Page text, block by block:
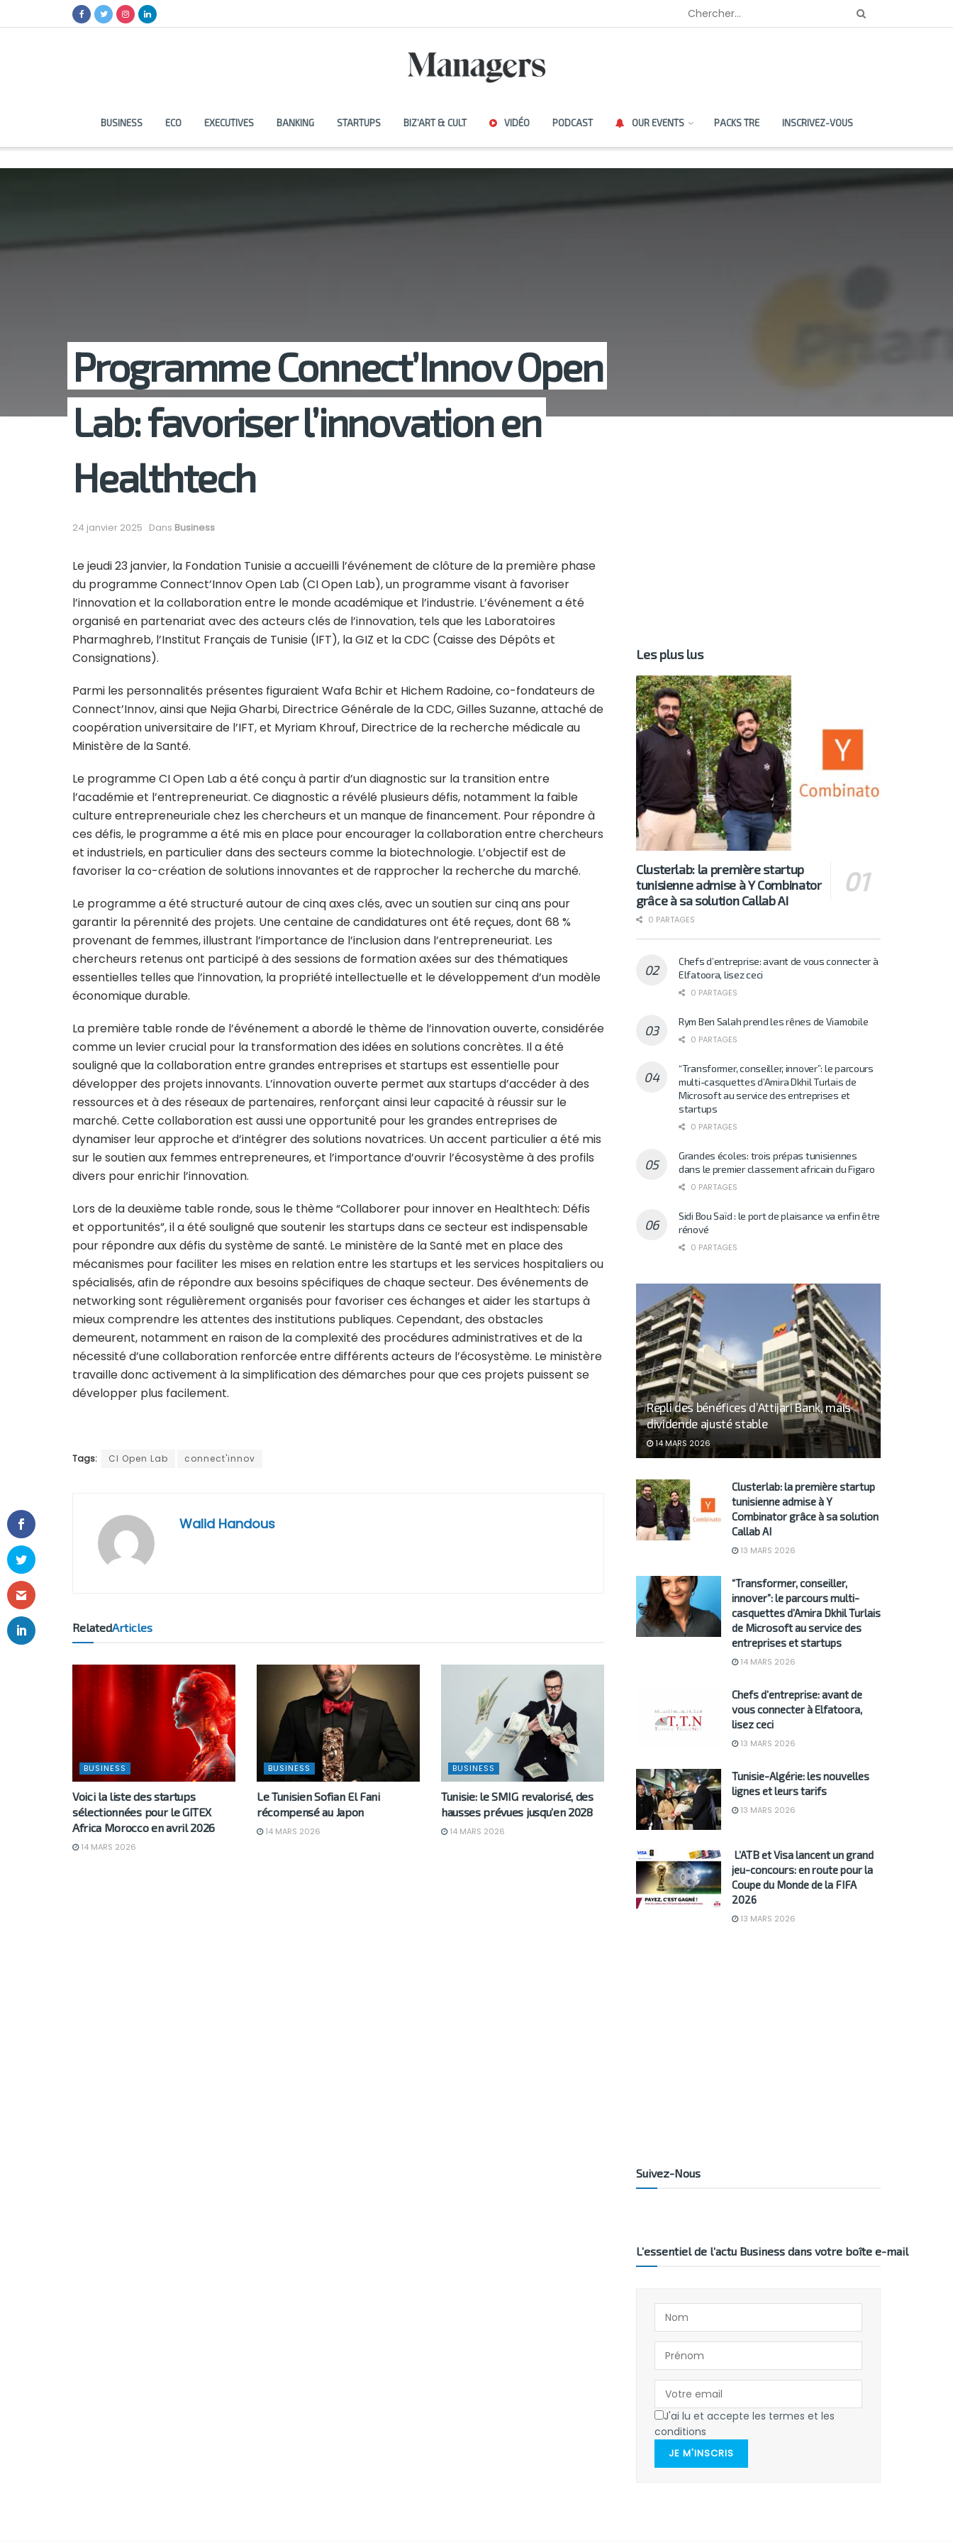
BUSINESS ECO EXECUTIVES BANKING STARTUPS BIZ’ART & CULT VIDÉO PODCAST OUR EVENTS PACKS TRE INSCRIVEZ-VOUS
Programme Connect’Innov Open
Lab: favoriser l’innovation en
Healthtech
24 janvier 2025 Dans Business
Le jeudi 23 janvier, la Fondation Tunisie a accueilli l’événement de clôture de la première phase
du programme Connect’Innov Open Lab (CI Open Lab), un programme visant à favoriser
l’innovation et la collaboration entre le monde académique et l’industrie. L’événement a été
organisé en partenariat avec des acteurs clés de l’innovation, tels que les Laboratoires
Pharmaghreb, l’Institut Français de Tunisie (IFT), la GIZ et la CDC (Caisse des Dépôts et
Consignations).
Parmi les personnalités présentes figuraient Wafa Bchir et Hichem Radoine, co-fondateurs de
Connect’Innov, ainsi que Nejia Gharbi, Directrice Générale de la CDC, Gilles Suzanne, attaché de
coopération universitaire de l’IFT, et Myriam Khrouf, Directrice de la recherche médicale au
Ministère de la Santé.
Le programme CI Open Lab a été conçu à partir d’un diagnostic sur la transition entre
l’académie et l’entrepreneuriat. Ce diagnostic a révélé plusieurs défis, notamment la faible
culture entrepreneuriale chez les chercheurs et un manque de financement. Pour répondre à
ces défis, le programme a été mis en place pour encourager la collaboration entre chercheurs
et industriels, en particulier dans des secteurs comme la biotechnologie. L’objectif est de
favoriser la co-création de solutions innovantes et de rapprocher la recherche du marché.
Le programme a été structuré autour de cinq axes clés, avec un soutien sur cinq ans pour
garantir la pérennité des projets. Une centaine de candidatures ont été reçues, dont 68 %
provenant de femmes, illustrant l’importance de l’inclusion dans l’entrepreneuriat. Les
chercheurs retenus ont participé à des sessions de formation axées sur des thématiques
essentielles telles que l’innovation, la propriété intellectuelle et le développement d’un modèle
économique durable.
La première table ronde de l’événement a abordé le thème de l’innovation ouverte, considérée
comme un levier crucial pour la transformation des idées en solutions concrètes. Il a été
souligné que la collaboration entre grandes entreprises et startups est essentielle pour
développer des projets innovants. L’innovation ouverte permet aux startups d’accéder à des
ressources et à des réseaux de partenaires, renforçant ainsi leur capacité à réussir sur le
marché. Cette collaboration est aussi une opportunité pour les grandes entreprises de
dynamiser leur approche et d’intégrer des solutions novatrices. Un accent particulier a été mis
sur le soutien aux femmes entrepreneures, et l’importance d’ouvrir l’écosystème à des profils
divers pour enrichir l’innovation.
Lors de la deuxième table ronde, sous le thème “Collaborer pour innover en Healthtech: Défis
et opportunités”, il a été souligné que soutenir les startups dans ce secteur est indispensable
pour répondre aux défis du système de santé. Le ministère de la Santé met en place des
mécanismes pour faciliter les mises en relation entre les startups et les services hospitaliers ou
spécialisés, afin de répondre aux besoins spécifiques de chaque secteur. Des événements de
networking sont régulièrement organisés pour favoriser ces échanges et aider les startups à
mieux comprendre les attentes des institutions publiques. Cependant, des obstacles
demeurent, notamment en raison de la complexité des procédures administratives et de la
nécessité d’une collaboration renforcée entre différents acteurs de l’écosystème. Le ministère
travaille donc activement à la simplification des démarches pour que ces projets puissent se
développer plus facilement.
Tags: CI Open Lab connect'innov
Walid Handous
RelatedArticles
BUSINESS
Voici la liste des startups
sélectionnées pour le GITEX
Africa Morocco en avril 2026
14 MARS 2026
BUSINESS
Le Tunisien Sofian El Fani
récompensé au Japon
14 MARS 2026
BUSINESS
Tunisie: le SMIG revalorisé, des
hausses prévues jusqu’en 2028
14 MARS 2026
Les plus lus
Clusterlab: la première startup
tunisienne admise à Y Combinator
grâce à sa solution Callab AI
0 PARTAGES
Chefs d’entreprise: avant de vous connecter à
Elfatoora, lisez ceci
0 PARTAGES
Rym Ben Salah prend les rênes de Viamobile
0 PARTAGES
“Transformer, conseiller, innover”: le parcours
multi-casquettes d’Amira Dkhil Turlais de
Microsoft au service des entreprises et
startups
0 PARTAGES
Grandes écoles: trois prépas tunisiennes
dans le premier classement africain du Figaro
0 PARTAGES
Sidi Bou Saïd : le port de plaisance va enfin être
rénové
0 PARTAGES
Repli des bénéfices d’Attijari Bank, mais
dividende ajusté stable
14 MARS 2026
Clusterlab: la première startup
tunisienne admise à Y
Combinator grâce à sa solution
Callab AI
13 MARS 2026
“Transformer, conseiller,
innover”: le parcours multi-
casquettes d’Amira Dkhil Turlais
de Microsoft au service des
entreprises et startups
14 MARS 2026
Chefs d’entreprise: avant de
vous connecter à Elfatoora,
lisez ceci
13 MARS 2026
Tunisie-Algérie: les nouvelles
lignes et leurs tarifs
13 MARS 2026
L’ATB et Visa lancent un grand
jeu-concours: en route pour la
Coupe du Monde de la FIFA
2026
13 MARS 2026
Suivez-Nous
L’essentiel de l’actu Business dans votre boîte e-mail
J'ai lu et accepte les termes et les
conditions
JE M'INSCRIS